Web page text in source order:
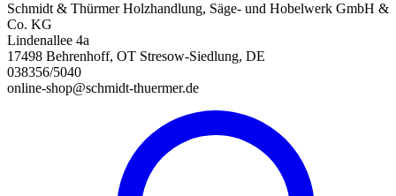
Schmidt & Thürmer Holzhandlung, Säge- und Hobelwerk GmbH &
Co. KG
Lindenallee 4a
17498 Behrenhoff, OT Stresow-Siedlung, DE
038356/5040
online-shop@schmidt-thuermer.de